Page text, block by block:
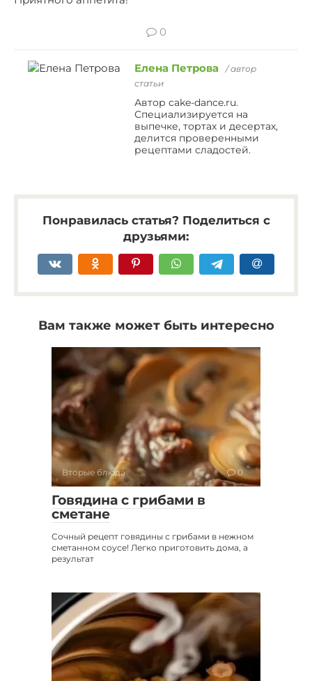
0
Елена Петрова
/ автор
статьи
Автор cake-dance.ru.
Специализируется на
выпечке, тортах и десертах,
делится проверенными
рецептами сладостей.
Понравилась статья? Поделиться с
друзьями:
Вам также может быть интересно
Вторые блюда 0
Говядина с грибами в
сметане
Сочный рецепт говядины с грибами в нежном
сметанном соусе! Легко приготовить дома, а
результат